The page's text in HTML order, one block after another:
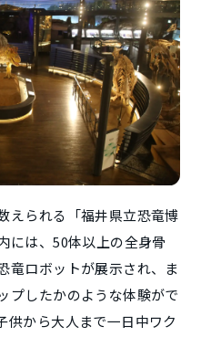
えられる「福井県立恐竜博
には、50体以上の全身骨
竜ロボットが展示され、ま
プしたかのような体験がで
供から大人まで一日中ワク